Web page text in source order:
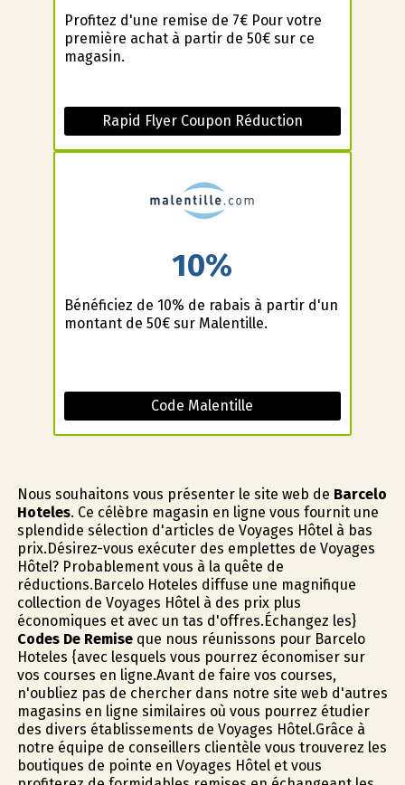
Profitez d'une remise de 7€ Pour votre
première achat à partir de 50€ sur ce
magasin.
Rapid Flyer Coupon Réduction
10%
Bénéficiez de 10% de rabais à partir d'un
montant de 50€ sur Malentille.
Code Malentille
Nous souhaitons vous présenter le site web de Barcelo
Hoteles. Ce célèbre magasin en ligne vous fournit une
splendide sélection d'articles de Voyages Hôtel à bas
prix.Désirez-vous exécuter des emplettes de Voyages
Hôtel? Probablement vous à la quête de
réductions.Barcelo Hoteles diffuse une magnifique
collection de Voyages Hôtel à des prix plus
économiques et avec un tas d'offres.Échangez les}
Codes De Remiseque nous réunissons pour Barcelo
Hoteles {avec lesquels vous pourrez économiser sur
vos courses en ligne.Avant de faire vos courses,
n'oubliez pas de chercher dans notre site web d'autres
magasins en ligne similaires où vous pourrez étudier
des divers établissements de Voyages Hôtel.Grâce à
notre équipe de conseillers clientèle vous trouverez les
boutiques de pointe en Voyages Hôtel et vous